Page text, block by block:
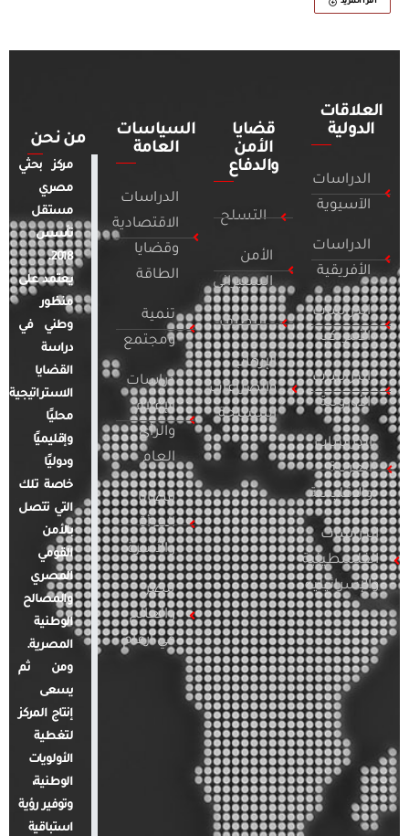
أقرأ المزيد
العلاقات
الدولية
الدراسات
الآسيوية
الدراسات
الأفريقية
الدراسات
الأمريكية
الدراسات
الأوروبية
الدراسات
العربية
والإقليمية
الدراسات
الفلسطينية
والإسرائيلية
قضايا
الأمن
والدفاع
التسلح
الأمن
السيبراني
التطرف
الإرهاب
والصراعات
المسلحة
السياسات
العامة
الدراسات
الاقتصادية
وقضايا
الطاقة
تنمية
ومجتمع
دراسات
الإعلام
والرأي
العام
قضايا
المرأة
والأسرة
مصر
والعالم
في أرقام
من نحن
مركز بحثي
مصري
مستقل
تأسس
2018.
يعتمد على
منظور
وطني في
دراسة
القضايا
الاستراتيجية
محليًا
وإقليميًا
ودوليًا
خاصة تلك
التي تتصل
بالأمن
القومي
المصري
والمصالح
الوطنية
المصرية.
ومن ثم
يسعى
إنتاج المركز
لتغطية
الأولويات
الوطنية،
وتوفير رؤية
استباقية